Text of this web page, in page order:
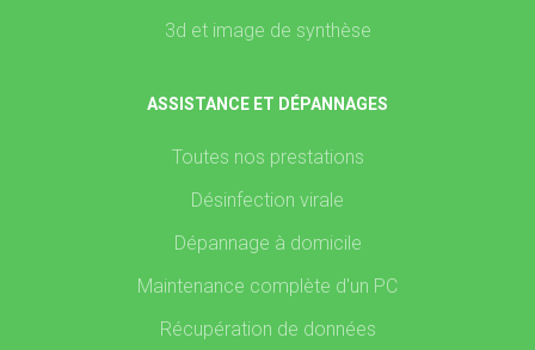
3d et image de synthèse
ASSISTANCE ET DÉPANNAGES
Toutes nos prestations
Désinfection virale
Dépannage à domicile
Maintenance complète d'un PC
Récupération de données